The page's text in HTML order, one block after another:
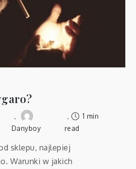
Danyboy
1 min
read
sklepu, najlepiej
Warunki w jakich